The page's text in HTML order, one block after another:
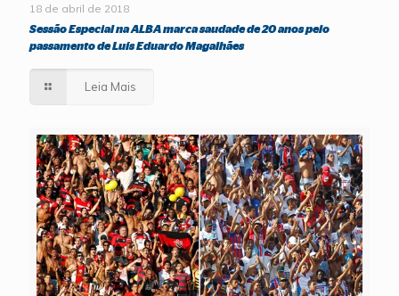
18 de abril de 2018
Sessão Especial na ALBA marca saudade de 20 anos pelo
passamento de Luís Eduardo Magalhães
Leia Mais